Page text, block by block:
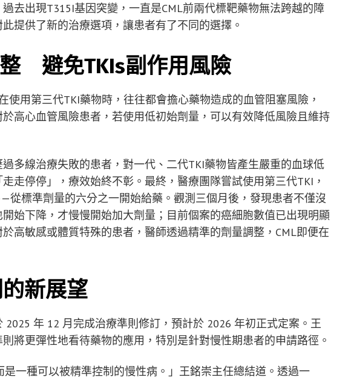
去出現T315I基因突變，一直是CML前兩代標靶藥物無法跨越的障
提供了新的治療選項，讓患者有了不同的選擇。
避免TKIs副作用風險
使用第三代TKI藥物時，往往都會擔心藥物造成的血管阻塞風險，
高心血管風險患者，若使用低初始劑量，可以有效降低風險且維持
多線治療失敗的患者，對一代、二代TKI藥物皆產生嚴重的血球低
走停停」，療效始終不彰。最終，醫療團隊嘗試使用第三代TKI，
從標準劑量的六分之一開始給藥。觀測三個月後，發現患者不僅沒
始下降，才慢慢開始加大劑量；目前個案的癌細胞數值已出現明顯
高敏感或體質特殊的患者，醫師透過精準的劑量調整，CML即便在
新展望
2025 年 12 月完成治療準則修訂，預計於 2026 年初正式定案。王
將更彈性地看待藥物的應用，特別是針對慢性期患者的申請路徑。
是一種可以被精準控制的慢性病。」王銘崇主任總結道。透過一